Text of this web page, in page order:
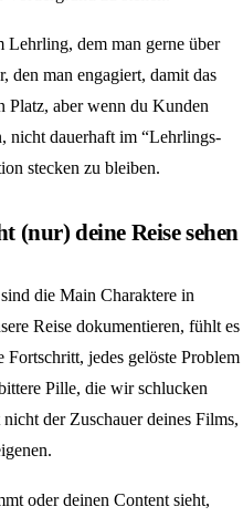
Lehrling, dem man gerne über
den man engagiert, damit das
Platz, aber wenn du Kunden
nicht dauerhaft im “Lehrlings-
stecken zu bleiben.
(nur) deine Reise sehen
die Main Charaktere in
Reise dokumentieren, fühlt es
jedes gelöste Problem
Pille, die wir schlucken
der Zuschauer deines Films,
oder deinen Content sieht,